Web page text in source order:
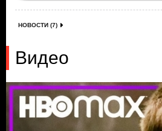
НОВОСТИ (7)
Видео